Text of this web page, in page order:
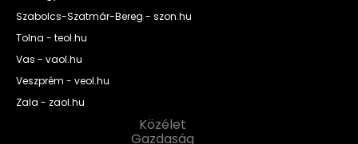
Szabolcs-Szatmár-Bereg - szon.hu
Tolna - teol.hu
Vas - vaol.hu
Veszprém - veol.hu
Zala - zaol.hu
Közélet
Gazdaság